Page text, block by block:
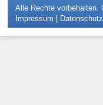
Alle Rechte vorbehalten.
Impressum | Datenschutz